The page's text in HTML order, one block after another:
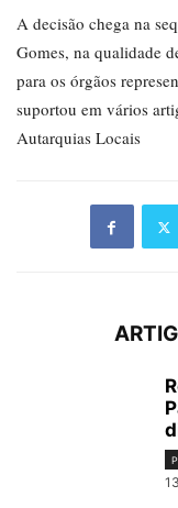
A decisão chega na
Gomes, na qualidade
para os órgãos
suportou em vários
Autarquias Locais